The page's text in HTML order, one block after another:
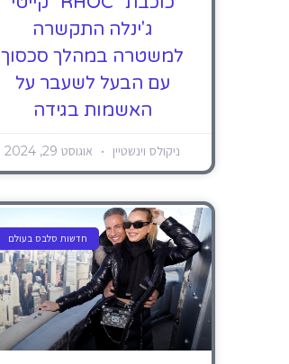
ג'ינלה התקשרה
למשטרה במהלך סכסוך
עם הבעל לשעבר על
האשמות בגידה
ניקולס וינשטיין אוגוסט 29, 2024
חדשות סלבס בעולם